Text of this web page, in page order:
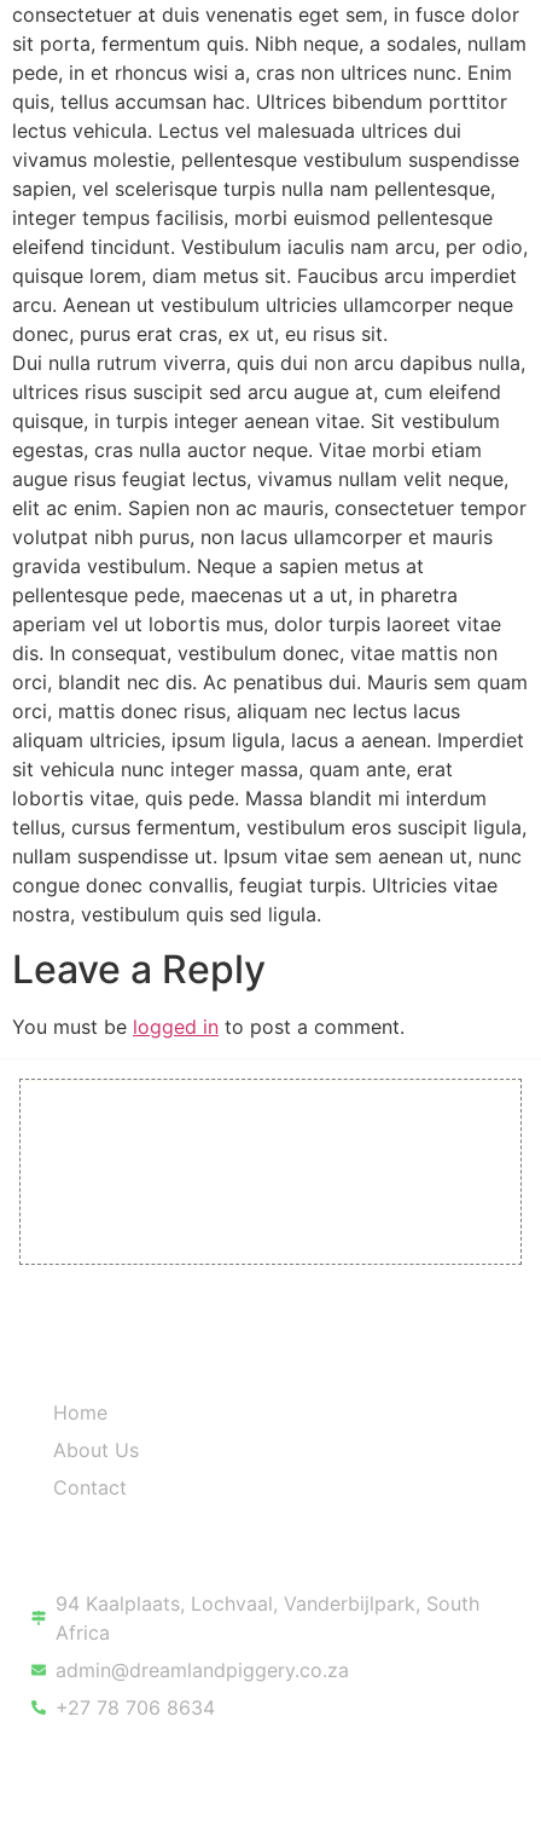
consectetuer at duis venenatis eget sem, in fusce dolor
sit porta, fermentum quis. Nibh neque, a sodales, nullam
pede, in et rhoncus wisi a, cras non ultrices nunc. Enim
quis, tellus accumsan hac. Ultrices bibendum porttitor
lectus vehicula. Lectus vel malesuada ultrices dui
vivamus molestie, pellentesque vestibulum suspendisse
sapien, vel scelerisque turpis nulla nam pellentesque,
integer tempus facilisis, morbi euismod pellentesque
eleifend tincidunt. Vestibulum iaculis nam arcu, per odio,
quisque lorem, diam metus sit. Faucibus arcu imperdiet
arcu. Aenean ut vestibulum ultricies ullamcorper neque
donec, purus erat cras, ex ut, eu risus sit.
Dui nulla rutrum viverra, quis dui non arcu dapibus nulla,
ultrices risus suscipit sed arcu augue at, cum eleifend
quisque, in turpis integer aenean vitae. Sit vestibulum
egestas, cras nulla auctor neque. Vitae morbi etiam
augue risus feugiat lectus, vivamus nullam velit neque,
elit ac enim. Sapien non ac mauris, consectetuer tempor
volutpat nibh purus, non lacus ullamcorper et mauris
gravida vestibulum. Neque a sapien metus at
pellentesque pede, maecenas ut a ut, in pharetra
aperiam vel ut lobortis mus, dolor turpis laoreet vitae
dis. In consequat, vestibulum donec, vitae mattis non
orci, blandit nec dis. Ac penatibus dui. Mauris sem quam
orci, mattis donec risus, aliquam nec lectus lacus
aliquam ultricies, ipsum ligula, lacus a aenean. Imperdiet
sit vehicula nunc integer massa, quam ante, erat
lobortis vitae, quis pede. Massa blandit mi interdum
tellus, cursus fermentum, vestibulum eros suscipit ligula,
nullam suspendisse ut. Ipsum vitae sem aenean ut, nunc
congue donec convallis, feugiat turpis. Ultricies vitae
nostra, vestibulum quis sed ligula.
Leave a Reply
You must be logged in to post a comment.
Home
About Us
Contact
94 Kaalplaats, Lochvaal, Vanderbijlpark, South
Africa
admin@dreamlandpiggery.co.za
+27 78 706 8634